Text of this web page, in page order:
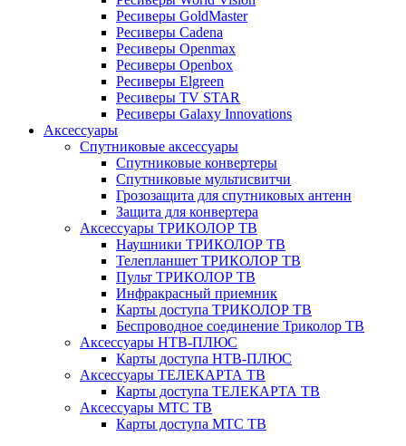
Ресиверы GoldMaster
Ресиверы Cadena
Ресиверы Openmax
Ресиверы Openbox
Ресиверы Elgreen
Ресиверы TV STAR
Ресиверы Galaxy Innovations
Аксессуары
Спутниковые аксессуары
Спутниковые конвертеры
Спутниковые мультисвитчи
Грозозащита для спутниковых антенн
Защита для конвертера
Аксессуары ТРИКОЛОР ТВ
Наушники ТРИКОЛОР ТВ
Телепланшет ТРИКОЛОР ТВ
Пульт ТРИКОЛОР ТВ
Инфракрасный приемник
Карты доступа ТРИКОЛОР ТВ
Беспроводное соединение Триколор ТВ
Аксессуары НТВ-ПЛЮС
Карты доступа НТВ-ПЛЮС
Аксессуары ТЕЛЕКАРТА ТВ
Карты доступа ТЕЛЕКАРТА ТВ
Аксессуары МТС ТВ
Карты доступа МТС ТВ